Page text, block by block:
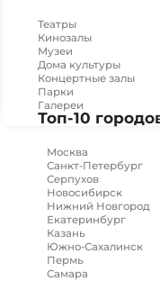
Театры
Кинозалы
Музеи
Дома культуры
Концертные залы
Парки
Галереи
Топ-10
Москва
Санкт-Петербург
Серпухов
Новосибирск
Нижний Новгород
Екатеринбург
Казань
Южно-Сахалинск
Пермь
Самара